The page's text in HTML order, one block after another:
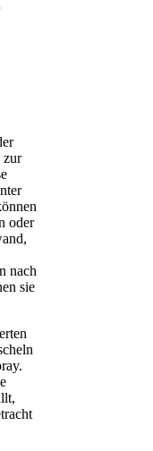
zur
oder
nach
sie